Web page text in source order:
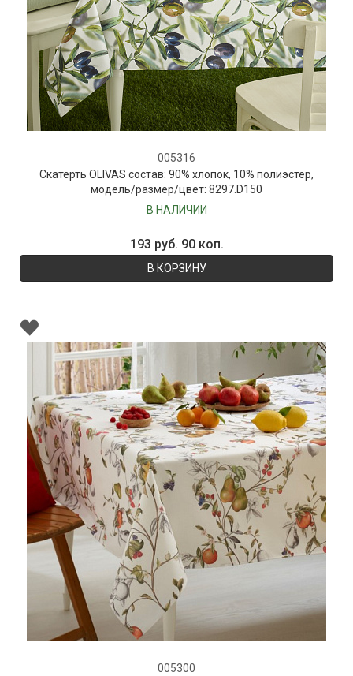
005316
Скатерть OLIVAS состав: 90% хлопок, 10% полиэстер,
модель/размер/цвет: 8297.D150
В НАЛИЧИИ
193 руб. 90 коп.
В КОРЗИНУ
005300